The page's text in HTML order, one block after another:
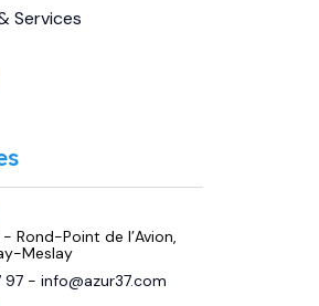
Services
Rond-Point de l’Avion,
Meslay
97- info@azur37.com